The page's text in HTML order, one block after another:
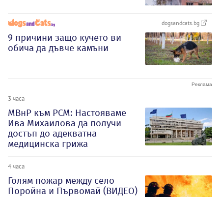
dogsandcats.bg
9 причини защо кучето ви
обича да дъвче камъни
3 часа
МВнР към РСМ: Настояваме
Ива Михаилова да получи
достъп до адекватна
медицинска грижа
4 часа
Голям пожар между село
Поройна и Първомай (ВИДЕО)